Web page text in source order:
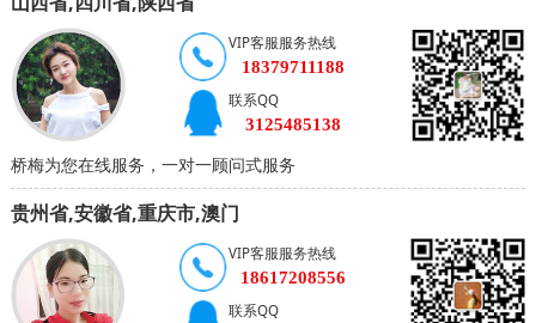
VIP客服服务热线
18379711188
联系QQ
3125485138
桥梅为您在线服务，一对一顾问式服务
贵州省,安徽省,重庆市,澳门
VIP客服服务热线
18617208556
联系QQ